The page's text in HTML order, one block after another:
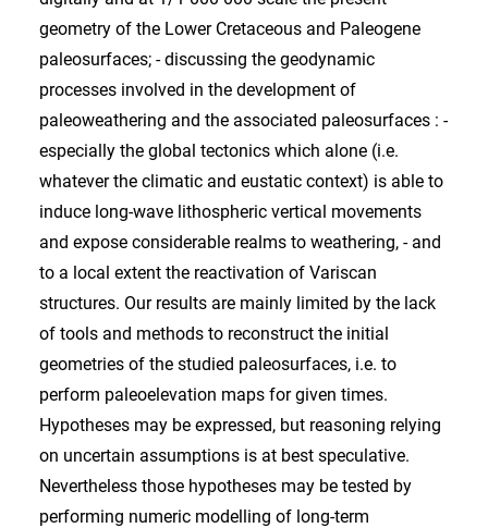
geometry of the Lower Cretaceous and Paleogene
paleosurfaces; - discussing the geodynamic
processes involved in the development of
paleoweathering and the associated paleosurfaces : -
especially the global tectonics which alone (i.e.
whatever the climatic and eustatic context) is able to
induce long-wave lithospheric vertical movements
and expose considerable realms to weathering, - and
to a local extent the reactivation of Variscan
structures. Our results are mainly limited by the lack
of tools and methods to reconstruct the initial
geometries of the studied paleosurfaces, i.e. to
perform paleoelevation maps for given times.
Hypotheses may be expressed, but reasoning relying
on uncertain assumptions is at best speculative.
Nevertheless those hypotheses may be tested by
performing numeric modelling of long-term